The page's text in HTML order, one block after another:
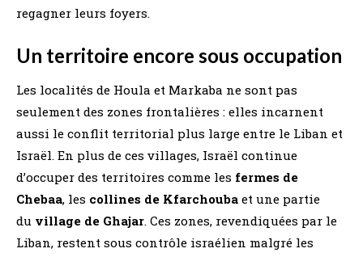
regagner leurs foyers.
Un territoire encore sous occupation
Les localités de Houla et Markaba ne sont pas
seulement des zones frontalières : elles incarnent
aussi le conflit territorial plus large entre le Liban et
Israël. En plus de ces villages, Israël continue
d’occuper des territoires comme les fermes de
Chebaa, les collines de Kfarchouba et une partie
du village de Ghajar. Ces zones, revendiquées par le
Liban, restent sous contrôle israélien malgré les